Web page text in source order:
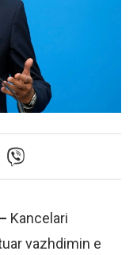
Kancelari
vazhdimin e